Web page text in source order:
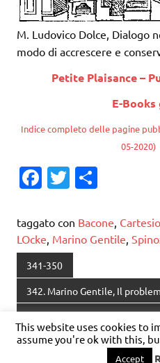
M. Ludovico Dolce, Dialogo
modo di accrescere e
Petite Plaisance –
E-
Indice completo delle pagine
05-2020)
Fa
e
b
o
o
k
T
it
te
n
di
di
taggato con Bacone, Cartesio
LOcke, Marino Gentile,
341-350
342. Marino Gentile, Il
Catalogo di Petite Plaisance
This website uses cookies to
assume you're ok with this,
Accept